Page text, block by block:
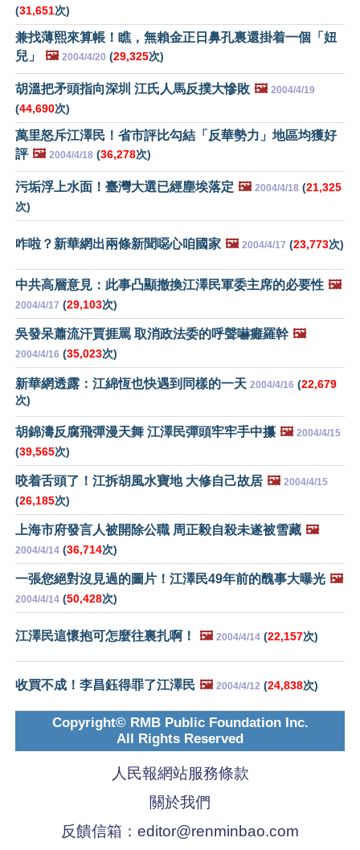
(31,651次)
兼找薄熙來算帳！瞧，無賴金正日鼻孔裏還掛着一個「妞
兒」
🖼️ 2004/4/20 (29,325次)
胡溫把矛頭指向深圳 江氏人馬反撲大慘敗 🖼️ 2004/4/19
(44,690次)
萬里怒斥江澤民！省市評比勾結「反華勢力」地區均獲好
評 🖼️ 2004/4/18 (36,278次)
污垢浮上水面！臺灣大選已經塵埃落定 🖼️ 2004/4/18 (21,325
次)
咋啦？新華網出兩條新聞噁心咱國家 🖼️ 2004/4/17 (23,773次)
中共高層意見：此事凸顯撤換江澤民軍委主席的必要性 🖼️
2004/4/17 (29,103次)
吳發呆蕭流汗賈捱罵 取消政法委的呼聲嚇癱羅幹 🖼️
2004/4/16 (35,023次)
新華網透露：江綿恆也快遇到同樣的一天 2004/4/16 (22,679
次)
胡錦濤反腐飛彈漫天舞 江澤民彈頭牢牢手中攥 🖼️ 2004/4/15
(39,565次)
咬着舌頭了！江拆胡風水寶地 大修自己故居 🖼️ 2004/4/15
(26,185次)
上海市府發言人被開除公職 周正毅自殺未遂被雪藏 🖼️
2004/4/14 (36,714次)
一張您絕對沒見過的圖片！江澤民49年前的醜事大曝光 🖼️
2004/4/14 (50,428次)
江澤民這懷抱可怎麼往裏扎啊！ 🖼️ 2004/4/14 (22,157次)
收買不成！李昌鈺得罪了江澤民 🖼️ 2004/4/12 (24,838次)
Copyright© RMB Public Foundation Inc.
All Rights Reserved
人民報網站服務條款
關於我們
反饋信箱： editor@renminbao.com